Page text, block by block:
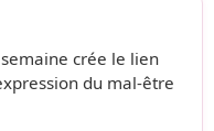
crée le lien
du mal-être